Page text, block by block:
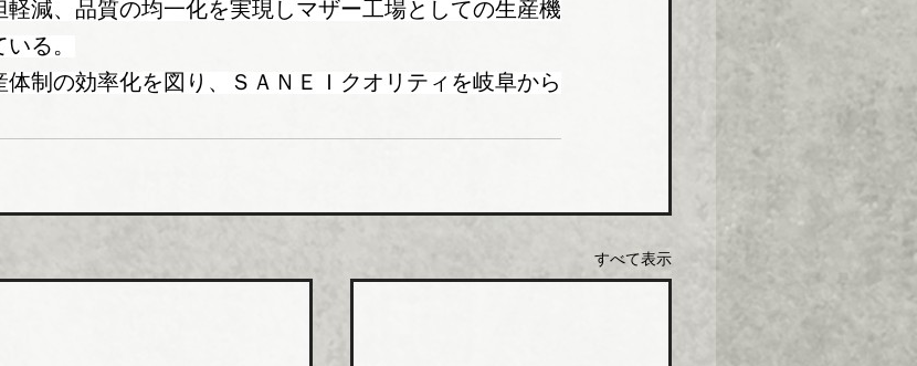
減、品質の均一化を実現しマザー工場としての生産機
る。
制の効率化を図り、ＳＡＮＥＩクオリティを岐阜から
すべて表示